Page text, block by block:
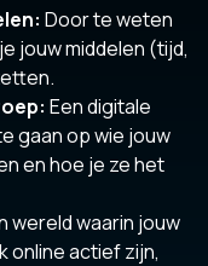
Door te weten
jouw middelen (tijd,
Een digitale
gaan op wie jouw
en hoe je ze het
wereld waarin jouw
online actief zijn,